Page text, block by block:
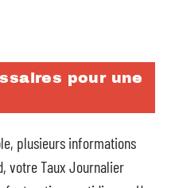
pour une
plusieurs informations
votre Taux Journalier